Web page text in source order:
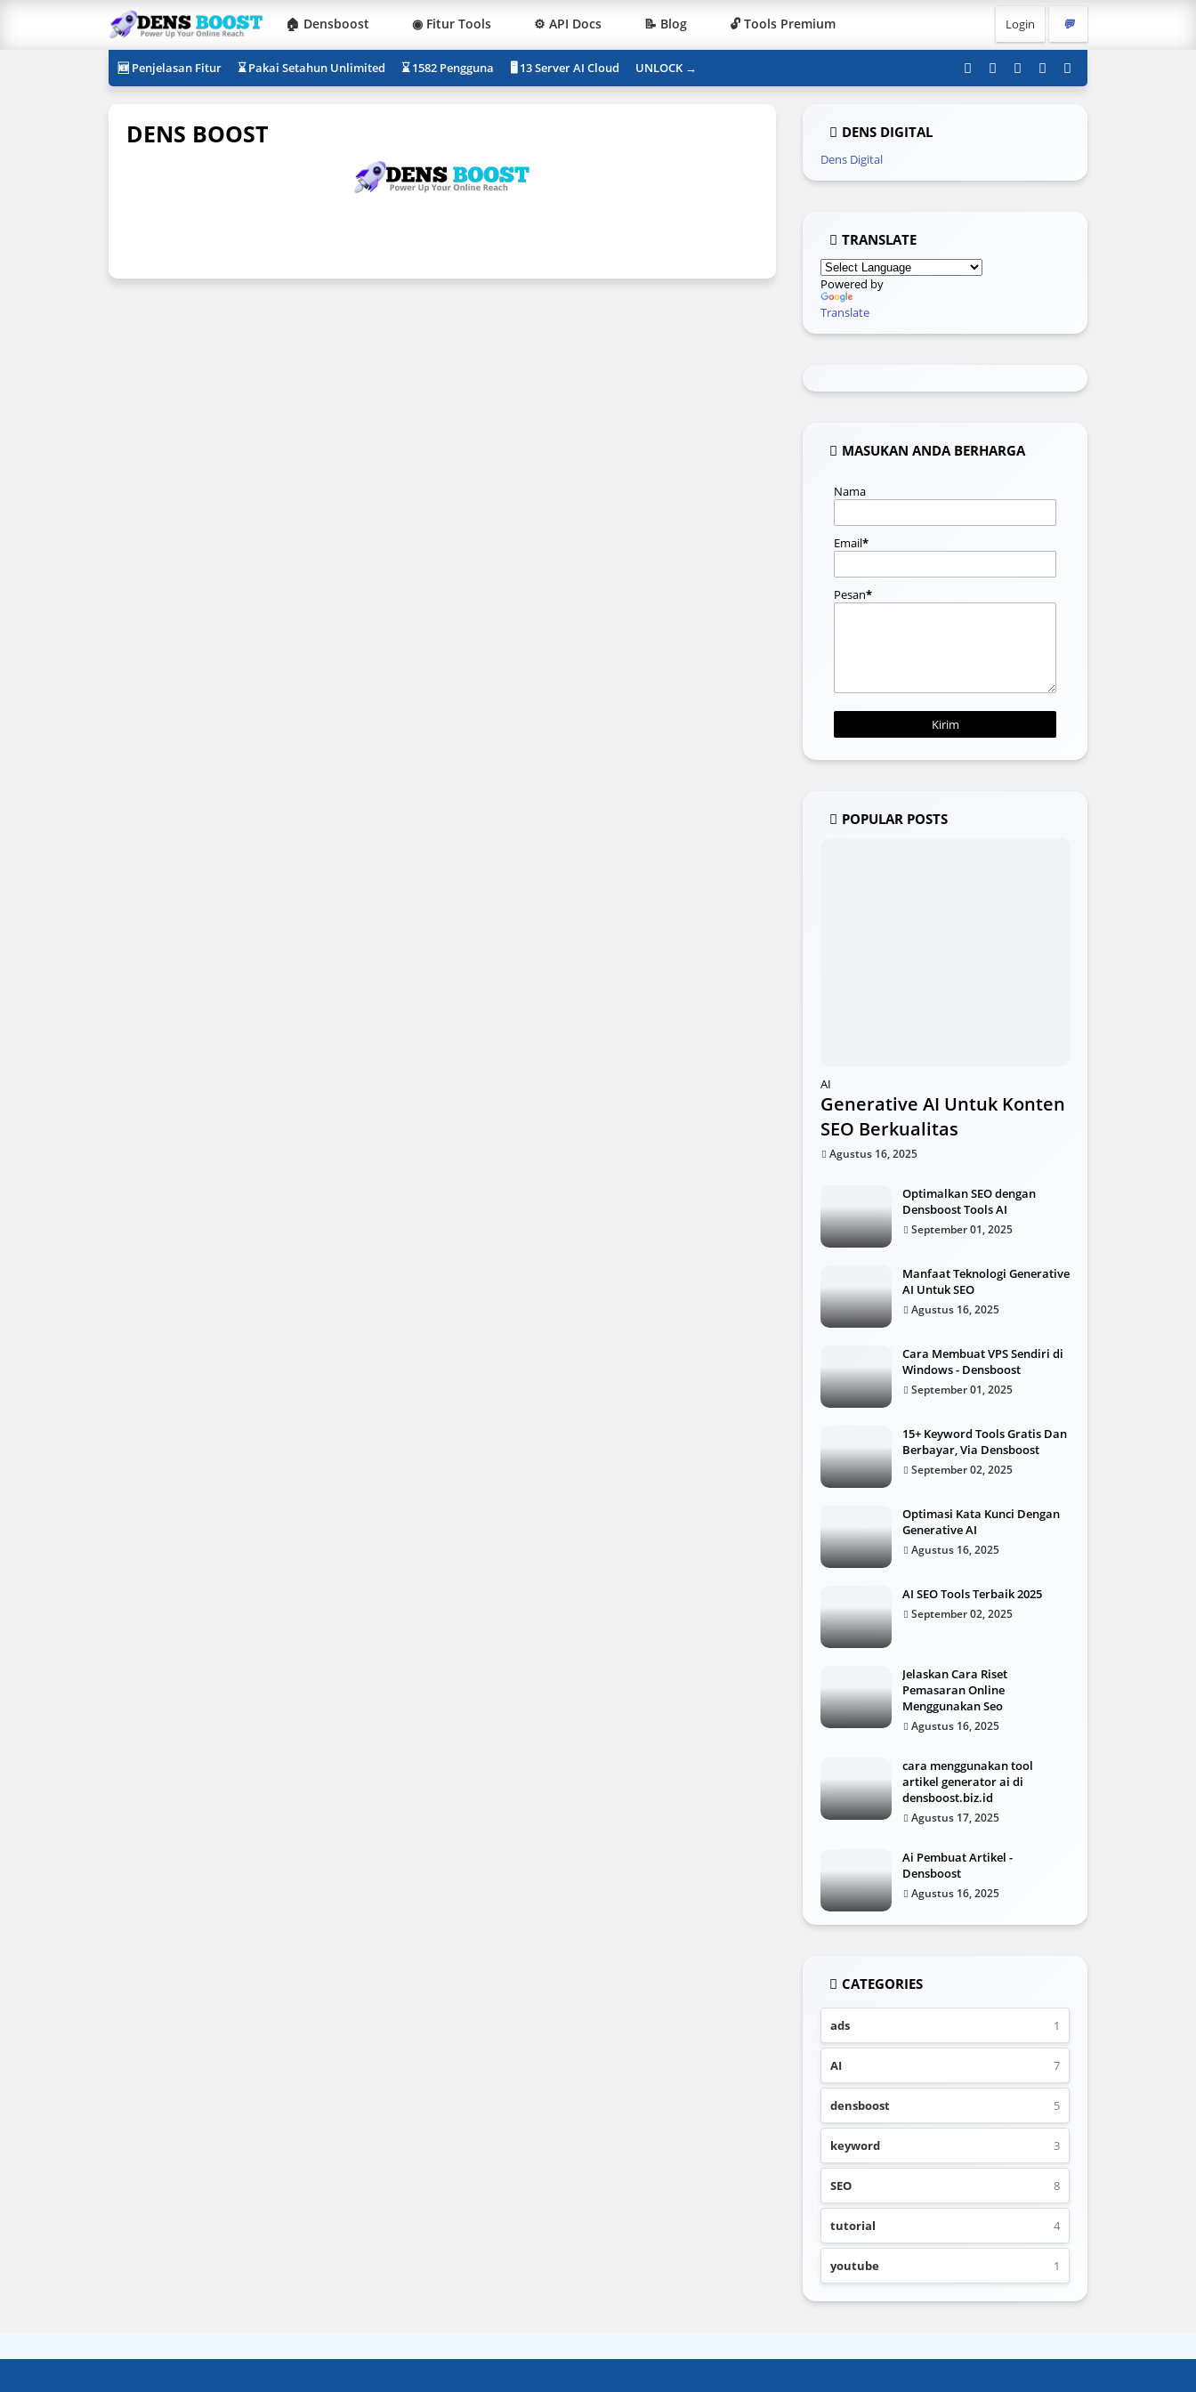
🏠 Densboost ◉ Fitur Tools ⚙️ API Docs 📝 Blog 🔓 Tools Premium Login 💬
🆕 Penjelasan Fitur ⌛ Pakai Setahun Unlimited ⌛ 1582 Pengguna 🖥 13 Server AI Cloud UNLOCK →
DENS BOOST DENS DIGITAL
Dens Digital
TRANSLATE
Powered by
Translate
MASUKAN ANDA BERHARGA
Nama
Email*
Pesan*
POPULAR POSTS
AI
Generative AI Untuk Konten
SEO Berkualitas
Agustus 16, 2025
Optimalkan SEO dengan
Densboost Tools AI
September 01, 2025
Manfaat Teknologi Generative
AI Untuk SEO
Agustus 16, 2025
Cara Membuat VPS Sendiri di
Windows - Densboost
September 01, 2025
15+ Keyword Tools Gratis Dan
Berbayar, Via Densboost
September 02, 2025
Optimasi Kata Kunci Dengan
Generative AI
Agustus 16, 2025
AI SEO Tools Terbaik 2025
September 02, 2025
Jelaskan Cara Riset
Pemasaran Online
Menggunakan Seo
Agustus 16, 2025
cara menggunakan tool
artikel generator ai di
densboost.biz.id
Agustus 17, 2025
Ai Pembuat Artikel -
Densboost
Agustus 16, 2025
CATEGORIES
ads 1
AI 7
densboost 5
keyword 3
SEO 8
tutorial 4
youtube 1